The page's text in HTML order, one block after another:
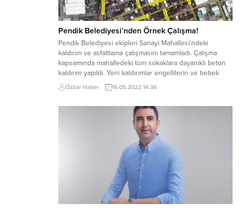
Pendik Belediyesi’nden Örnek Çalışma!
Pendik Belediyesi ekipleri Sanayi Mahallesi’ndeki
kaldırım ve asfaltlama çalışmasını tamamladı. Çalışma
kapsamında mahalledeki tüm sokaklara dayanıklı beton
kaldırım yapıldı. Yeni kaldırımlar engellilerin ve bebek
arabalarının geçebileceği şekilde inşa edildi ve kaldırım
yükseklikleri kısa tutuldu. Belediye ekipleri ayrıca
Hidayet Sokak olmak üzere mahallenin tüm...
Özbar Haber 16.05.2022 14:36